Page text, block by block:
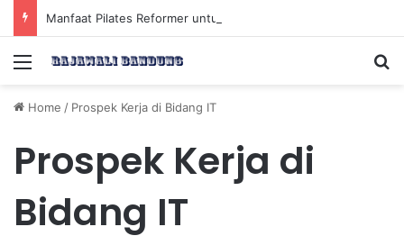
Menu
Home / Prospek Kerja di Bidang IT
Prospek Kerja di
Bidang IT